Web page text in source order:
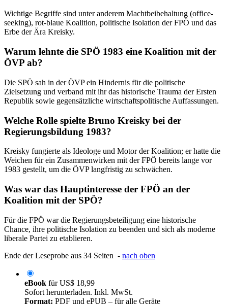
Wichtige Begriffe sind unter anderem Machtbeibehaltung (office-
seeking), rot-blaue Koalition, politische Isolation der FPÖ und das
Erbe der Ära Kreisky.
Warum lehnte die SPÖ 1983 eine Koalition mit der
ÖVP ab?
Die SPÖ sah in der ÖVP ein Hindernis für die politische
Zielsetzung und verband mit ihr das historische Trauma der Ersten
Republik sowie gegensätzliche wirtschaftspolitische Auffassungen.
Welche Rolle spielte Bruno Kreisky bei der
Regierungsbildung 1983?
Kreisky fungierte als Ideologe und Motor der Koalition; er hatte die
Weichen für ein Zusammenwirken mit der FPÖ bereits lange vor
1983 gestellt, um die ÖVP langfristig zu schwächen.
Was war das Hauptinteresse der FPÖ an der
Koalition mit der SPÖ?
Für die FPÖ war die Regierungsbeteiligung eine historische
Chance, ihre politische Isolation zu beenden und sich als moderne
liberale Partei zu etablieren.
Ende der Leseprobe aus 34 Seiten - nach oben
eBook fürUS$ 18,99
Sofort herunterladen. Inkl. MwSt.
Format: PDF und ePUB – für alle Geräte